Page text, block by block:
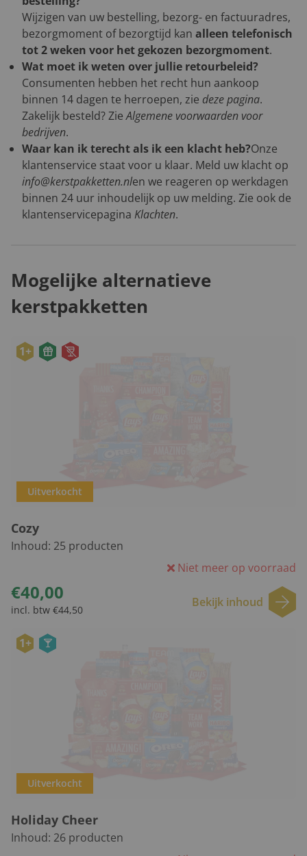
Wijzigen van uw bestelling, bezorg- en factuuradres,
bezorgmoment of bezorgtijd kan alleen telefonisch
tot 2 weken voor het gekozen bezorgmoment.
Wat moet ik weten over jullie retourbeleid?
Consumenten hebben het recht hun aankoop
binnen 14 dagen te herroepen, zie deze pagina.
Zakelijk besteld? ZieAlgemene voorwaarden voor
bedrijven.
Waar kan ik terecht als ik een klacht heb?Onze
klantenservice staat voor u klaar. Meld uw klacht op
info@kerstpakketten.nlen we reageren op werkdagen
binnen 24 uur inhoudelijk op uw melding. Zie ook de
klantenservicepagina Klachten.
Mogelijke alternatieve
kerstpakketten
1+
Uitverkocht
Cozy
Inhoud: 25 producten
Niet meer op voorraad
€40,00
incl. btw €44,50
Bekijk inhoud
1+
Uitverkocht
Holiday Cheer
Inhoud: 26 producten